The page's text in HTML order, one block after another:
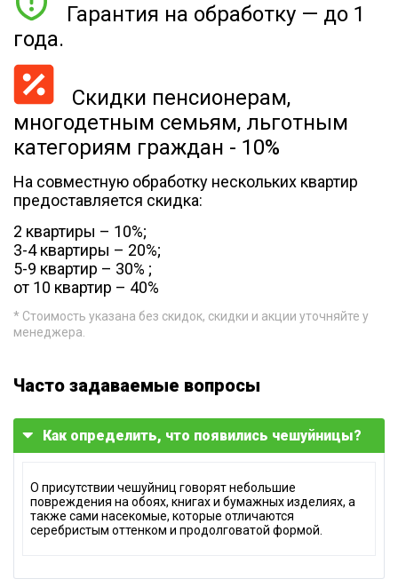
Гарантия на обработку — до 1
года.
Скидки пенсионерам,
многодетным семьям, льготным
категориям граждан - 10%
На совместную обработку нескольких квартир
предоставляется скидка:
2 квартиры – 10%;
3-4 квартиры – 20%;
5-9 квартир – 30% ;
от 10 квартир – 40%
* Стоимость указана без скидок, скидки и акции уточняйте у
менеджера.
Часто задаваемые вопросы
Как определить, что появились чешуйницы?
О присутствии чешуйниц говорят небольшие
повреждения на обоях, книгах и бумажных изделиях, а
также сами насекомые, которые отличаются
серебристым оттенком и продолговатой формой.